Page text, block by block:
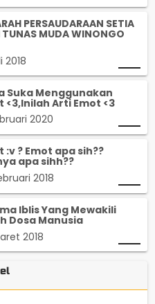
PERSAUDARAAN SETIA
TUNAS MUDA WINONGO
2018
Suka Menggunakan
<3,Inilah Arti Emot <3
2020
:v ? Emot apa sih??
apa sihh??
2018
Iblis Yang Mewakili
Dosa Manusia
2018